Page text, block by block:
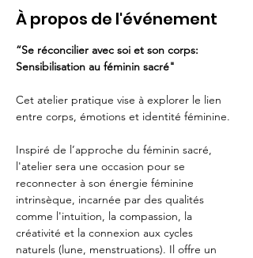
À propos de l'événement
“Se réconcilier avec soi et son corps:
Sensibilisation au féminin sacré"
Cet atelier pratique vise à explorer le lien
entre corps, émotions et identité féminine.
Inspiré de l’approche du féminin sacré,
l'atelier sera une occasion pour se
reconnecter à son énergie féminine
intrinsèque, incarnée par des qualités
comme l'intuition, la compassion, la
créativité et la connexion aux cycles
naturels (lune, menstruations). Il offre un